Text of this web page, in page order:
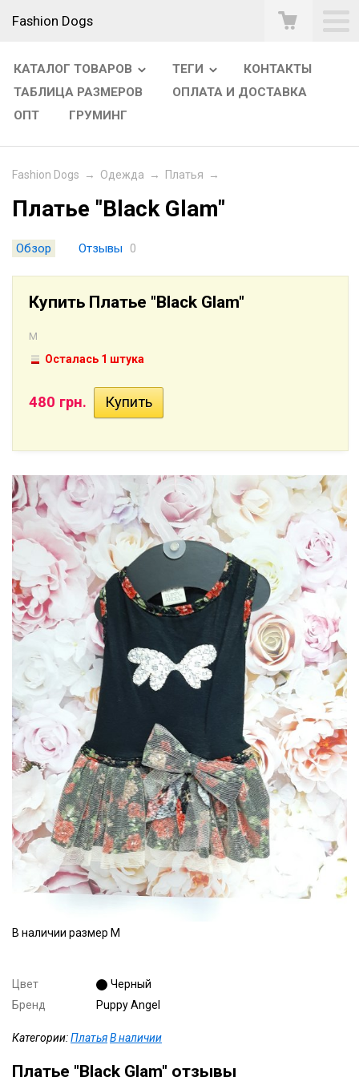
Fashion Dogs
КАТАЛОГ ТОВАРОВ ТЕГИ
КОНТАКТЫ
ТАБЛИЦА РАЗМЕРОВ
ОПЛАТА И ДОСТАВКА
ОПТ
ГРУМИНГ
Fashion Dogs → Одежда → Платья →
Платье "Black Glam"
Обзор Отзывы 0
Купить Платье "Black Glam"
M
Осталась 1 штука
480 грн.
В наличии размер М
Цвет
Черный
Бренд
Puppy Angel
Категории:ПлатьяВ наличии
Платье "Black Glam" отзывы